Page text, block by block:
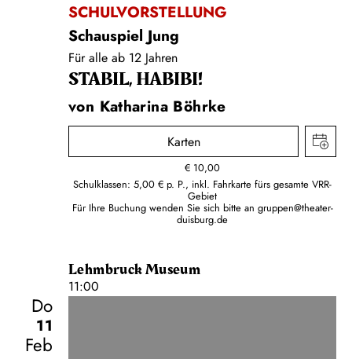
SCHULVORSTELLUNG
Schauspiel Jung
Für alle ab 12 Jahren
STABIL, HABIBI!
von Katharina Böhrke
Karten
€ 10,00
Schulklassen: 5,00 € p. P., inkl. Fahrkarte fürs gesamte VRR-
Gebiet
Für Ihre Buchung wenden Sie sich bitte an gruppen@theater-
duisburg.de
Lehmbruck Museum
11:00
Do
11
Feb